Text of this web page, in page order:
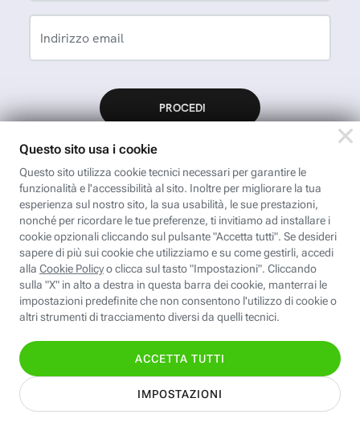
Indirizzo email
App FastwebPlus
Un'app unica per
conoscere, informare,
ispirare